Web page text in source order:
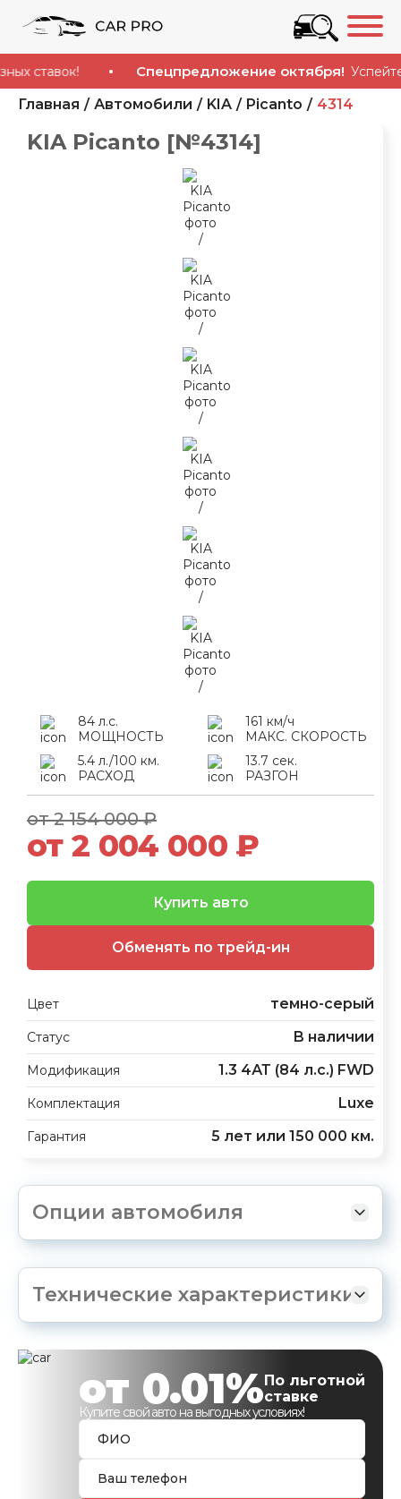
Спецпредложение октября!Успейте
Главная Автомобили KIA Picanto 4314
KIA Picanto [№4314]
от 2 154 000 ₽
от 2 004 000 ₽
Обменять по трейд-ин
Купить авто
Цвет темно-серый
Статус В наличии
Модификация 1.3 4АТ (84 л.с.) FWD
Комплектация Luxe
Гарантия 5 лет или 150 000 км.
84 л.с.
МОЩНОСТЬ
161 км/ч
МАКС. СКОРОСТЬ
5.4 л./100 км.
РАСХОД
13.7 сек.
РАЗГОН
Опции автомобиля
Технические характеристики
от 0.01%По льготной
ставке
Купите свой авто на выгодных условиях!